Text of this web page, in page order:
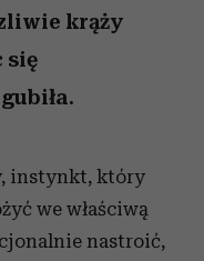
krąży
się
instynkt, który
we właściwą
nastroić,